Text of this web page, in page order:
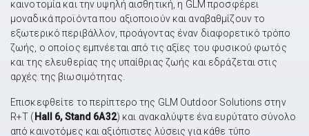
καινοτομία και την υψηλή αισθητική, η GLM προσφέρει
μοναδικά προϊόντα που αξιοποιούν και αναβαθμίζουν το
εξωτερικό περιβάλλον, προάγοντας έναν διαφορετικό τρόπο
ζωής, ο οποίος εμπνέεται από τις αξίες του φυσικού φωτός
και της ελευθερίας της υπαίθριας ζωής και εδράζεται στις
αρχές της βιωσιμότητας.
Επισκεφθείτε το περίπτερο της GLM Outdoor Solutions στην
R+T ( Hall 6, Stand 6A32) και ανακαλύψτε ένα ευρύτατο σύνολο
από καινοτόμες και αξιόπιστες λύσεις για κάθε τύπο